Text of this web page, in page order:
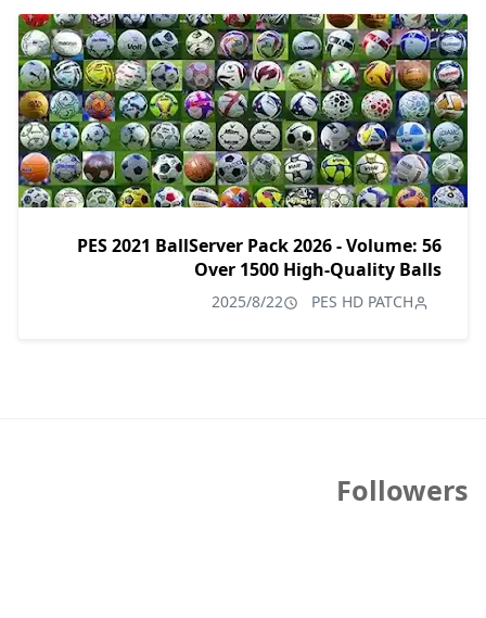
PES 2021 BallServer Pack 2026 - Volume: 56
Over 1500 High-Quality Balls
PES HD PATCH
2025/8/22
Followers